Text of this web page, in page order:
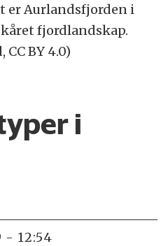
er Aurlandsfjorden i
fjordlandskap.
BY 4.0)
i
- 12:54